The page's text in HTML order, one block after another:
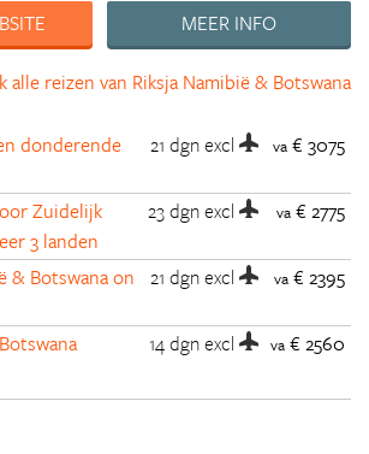
MEER INFO
alle reizen van Riksja Namibië & Botswana
donderende
21 dgnexcl va € 3075
Zuidelijk
3 landen
23 dgnexcl va € 2775
& Botswana on 21 dgnexcl va € 2395
14 dgnexcl va € 2560